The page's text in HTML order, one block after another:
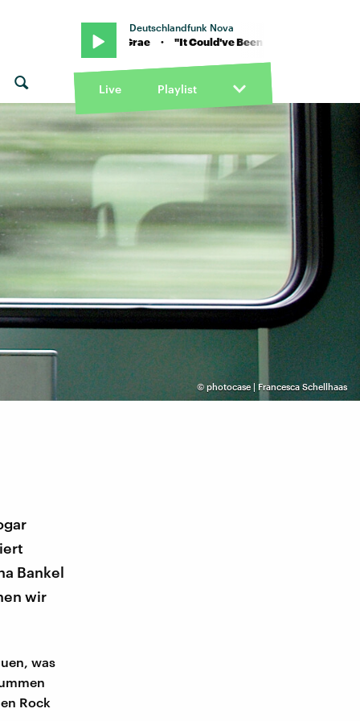
Deutschlandfunk Nova
Hannah Grae · "It Could've Been You" von Hannah Grae · "It
Live Playlist
© photocase | Francesca Schellhaas
Bankel
wir
was
Rock